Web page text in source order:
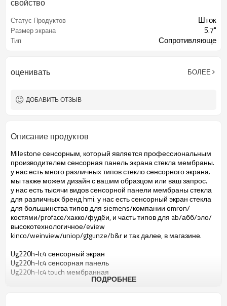
свойство
Статус Продуктов Шток
Размер экрана 5.7"
Тип Сопротивляюще
оценивать БОЛЕЕ
ДОБАВИТЬ ОТЗЫВ
Описание продуктов
Milestone сенсорным, который является профессиональным
производителем сенсорная панель экрана стекла мембраны.
у нас есть много различных типов стекло сенсорного экрана.
мы также можем дизайн с вашим образцом или ваш запрос.
у нас есть тысячи видов сенсорной панели мембраны стекла
для различных бренд hmi. у нас есть сенсорный экран стекла
для большинства типов для siemens/компании omron/
костями/proface/хакко/фудёи, и часть типов для ab/абб/эло/
высокотехнологичное/eview
kinco/weinview/uniop/gtgunze/b&r и так далее, в магазине.
Ug220h-lc4 сенсорный экран
Ug220h-lc4 сенсорная панель
Ug220h-lc4 touch мембранная
ПОДРОБНЕЕ